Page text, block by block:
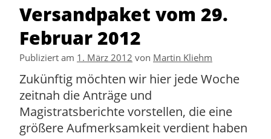
Versandpaket vom 29.
Februar 2012
Publiziert am 1. März 2012 von Martin Kliehm
Zukünftig möchten wir hier jede Woche
zeitnah die Anträge und
Magistratsberichte vorstellen, die eine
größere Aufmerksamkeit verdient haben